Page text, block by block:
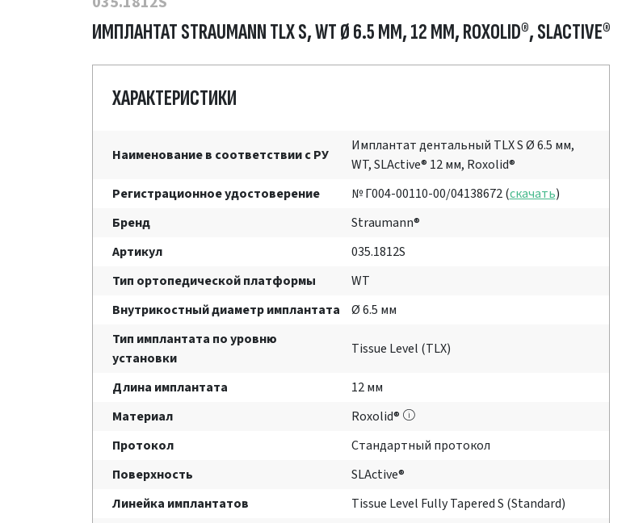
ИМПЛАНТАТ STRAUMANN TLX S, WT Ø 6.5 ММ, 12 ММ, ROXOLID®, SLACTIVE®
ХАРАКТЕРИСТИКИ
Наименование в соответствии с РУ
Имплантат дентальный TLX S Ø 6.5 мм,
WT, SLActive® 12 мм, Roxolid®
Регистрационное удостоверение
№ Г004-00110-00/04138672 (скачать)
Бренд
Straumann®
Артикул
035.1812S
Тип ортопедической платформы
WT
Внутрикостный диаметр имплантата
Ø 6.5 мм
Тип имплантата по уровню
установки
Tissue Level (TLX)
Длина имплантата
12 мм
Материал
Roxolid®
Протокол
Стандартный протокол
Поверхность
SLActive®
Линейка имплантатов
Tissue Level Fully Tapered S (Standard)